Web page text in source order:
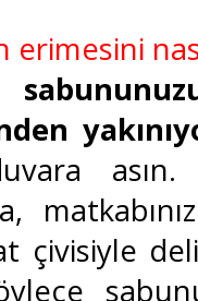
erimesini
çivisiyle